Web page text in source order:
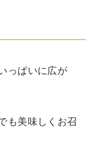
っぱいに広が
も美味しくお召